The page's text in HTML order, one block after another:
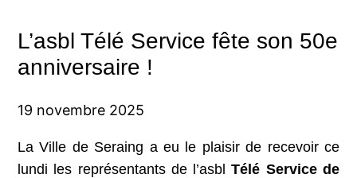
L’asbl Télé Service fête son 50e
anniversaire !
19 novembre 2025
La Ville de Seraing a eu le plaisir de recevoir ce
lundi les représentants de l’asblTélé Service de